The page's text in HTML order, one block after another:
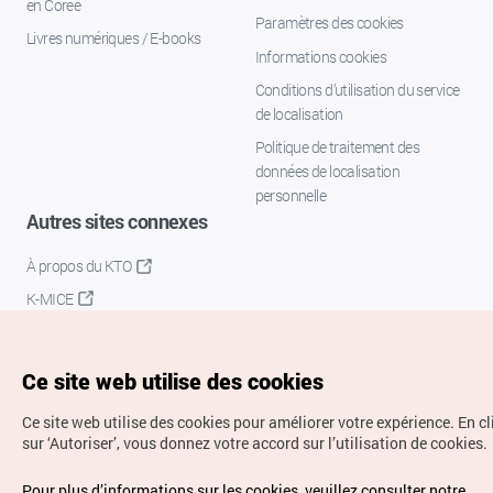
en Corée
Livres numériques / E-books
Paramètres des cookies
Informations cookies
Conditions d’utilisation du service
de localisation
Politique de traitement des
données de localisation
personnelle
Autres sites connexes
À propos du KTO
K-MICE
Droits d’auteur (c) Office National du Tourisme en Corée.
Ce site web utilise des cookies
Ce site web utilise des cookies pour améliorer votre expérience. En
sur ‘Autoriser’, vous donnez votre accord sur l’utilisation de cookies.